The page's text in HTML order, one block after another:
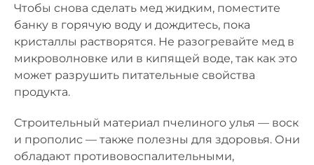
Чтобы снова сделать мед жидким, поместите
банку в горячую воду и дождитесь, пока
кристаллы растворятся. Не разогревайте мед в
микроволновке или в кипящей воде, так как это
может разрушить питательные свойства
продукта.
Строительный материал пчелиного улья — воск
и прополис — также полезны для здоровья. Они
обладают противовоспалительными,